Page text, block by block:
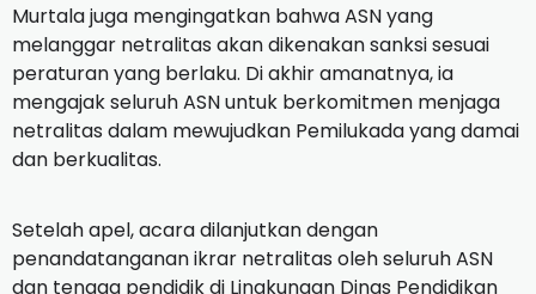
Murtala juga mengingatkan bahwa ASN yang
melanggar netralitas akan dikenakan sanksi sesuai
peraturan yang berlaku. Di akhir amanatnya, ia
mengajak seluruh ASN untuk berkomitmen menjaga
netralitas dalam mewujudkan Pemilukada yang damai
dan berkualitas.
Setelah apel, acara dilanjutkan dengan
penandatanganan ikrar netralitas oleh seluruh ASN
dan tenaga pendidik di Lingkungan Dinas Pendidikan